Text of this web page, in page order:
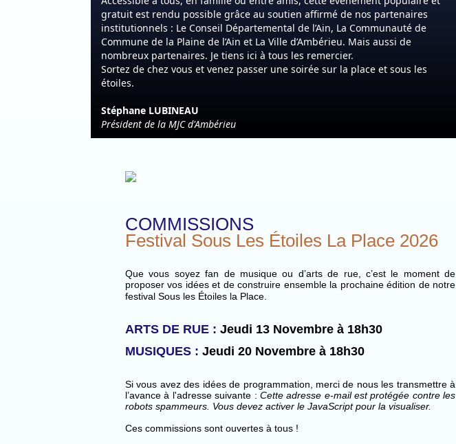
gratuit est rendu possible grâce au soutien affirmé de nos partenaires
institutionnels : Le Conseil Départemental de l’Ain, La Communauté de
Commune de la Plaine de l’Ain et La Ville d’Ambérieu. Mais aussi de
nombreux partenaires. Je tiens ici à tous les remercier.
Sortez de chez vous et venez passer une soirée sur la place et sous les
étoiles.
Stéphane LUBINEAU
Président de la MJC d'Ambérieu
COMMISSIONS
Festival Sous Les Étoiles La Place 2026
Que vous soyez fan de musique ou d’arts de rue, c’est le moment de
proposer vos idées et de construire ensemble la prochaine édition de notre
festival Sous les Étoiles la Place.
ARTS DE RUE : Jeudi 13 Novembre à 18h30
MUSIQUES : Jeudi 20 Novembre à 18h30
Si vous avez des idées de programmation, merci de nous les transmettre à
l’avance à l'adresse suivante : Cette adresse e-mail est protégée contre les
robots spammeurs. Vous devez activer le JavaScript pour la visualiser.
Ces commissions sont ouvertes à tous !